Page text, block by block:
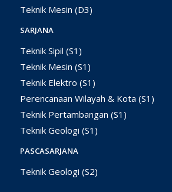
Teknik Mesin (D3)
SARJANA
Teknik Sipil (S1)
Teknik Mesin (S1)
Teknik Elektro (S1)
Perencanaan Wilayah & Kota (S1)
Teknik Pertambangan (S1)
Teknik Geologi (S1)
PASCASARJANA
Teknik Geologi (S2)